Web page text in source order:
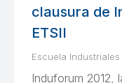
clausura de
ETSII
Escuela Industriales
Induforum 2012,